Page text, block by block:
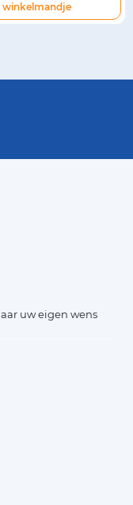
winkelmandje
uw eigen wens